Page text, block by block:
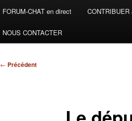
FORUM-CHAT en direct CONTRIBUER
NOUS CONTACTER
Navigation
← Précédent